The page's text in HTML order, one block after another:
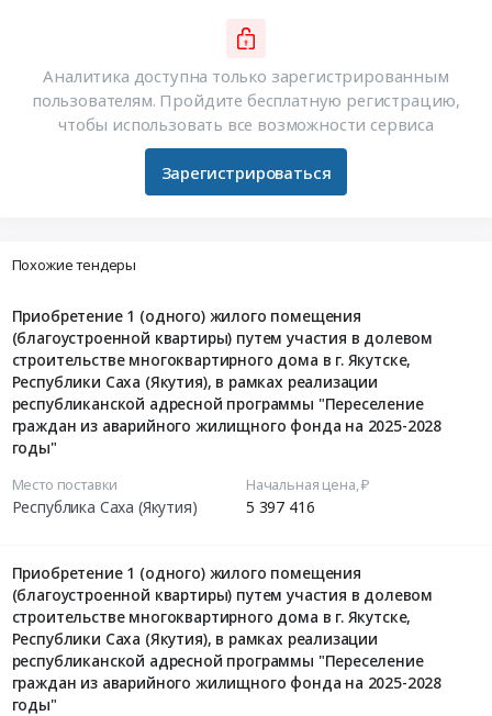
Аналитика доступна только зарегистрированным
пользователям. Пройдите бесплатную регистрацию,
чтобы использовать все возможности сервиса
Зарегистрироваться
Похожие тендеры
Приобретение 1 (одного) жилого помещения
(благоустроенной квартиры) путем участия в долевом
строительстве многоквартирного дома в г. Якутске,
Республики Саха (Якутия), в рамках реализации
республиканской адресной программы "Переселение
граждан из аварийного жилищного фонда на 2025-2028
годы"
Место поставки
Республика Саха (Якутия)
Начальная цена, ₽
5 397 416
Приобретение 1 (одного) жилого помещения
(благоустроенной квартиры) путем участия в долевом
строительстве многоквартирного дома в г. Якутске,
Республики Саха (Якутия), в рамках реализации
республиканской адресной программы "Переселение
граждан из аварийного жилищного фонда на 2025-2028
годы"